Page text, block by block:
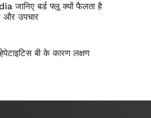
जानिए बर्ड फ्लू क्यों फैलता है
और उपचार
बी के कारण लक्षण